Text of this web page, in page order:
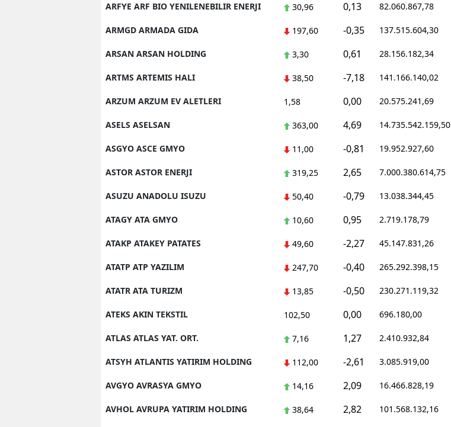
ARFYE ARF BIO YENILENEBILIR ENERJI 30,96 0,13 82.060.867,78
ARMGD ARMADA GIDA 197,60 -0,35 137.515.604,30
ARSAN ARSAN HOLDING 3,30 0,61 28.156.182,34
ARTMS ARTEMIS HALI 38,50 -7,18 141.166.140,02
ARZUM ARZUM EV ALETLERI 1,58 0,00 20.575.241,69
ASELS ASELSAN 363,00 4,69 14.735.542.159,50
ASGYO ASCE GMYO 11,00 -0,81 19.952.927,60
ASTOR ASTOR ENERJI 319,25 2,65 7.000.380.614,75
ASUZU ANADOLU ISUZU 50,40 -0,79 13.038.344,45
ATAGY ATA GMYO 10,60 0,95 2.719.178,79
ATAKP ATAKEY PATATES 49,60 -2,27 45.147.831,26
ATATP ATP YAZILIM 247,70 -0,40 265.292.398,15
ATATR ATA TURIZM 13,85 -0,50 230.271.119,32
ATEKS AKIN TEKSTIL 102,50 0,00 696.180,00
ATLAS ATLAS YAT. ORT. 7,16 1,27 2.410.932,84
ATSYH ATLANTIS YATIRIM HOLDING 112,00 -2,61 3.085.919,00
AVGYO AVRASYA GMYO 14,16 2,09 16.466.828,19
AVHOL AVRUPA YATIRIM HOLDING 38,64 2,82 101.568.132,16